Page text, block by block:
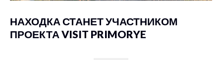
НАХОДКА СТАНЕТ УЧАСТНИКОМ
ПРОЕКТА VISIT PRIMORYE